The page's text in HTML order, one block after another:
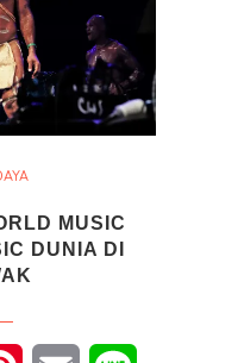
MUSIC
DUNIA DI